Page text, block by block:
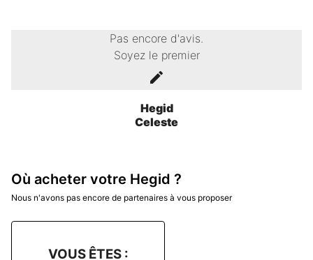
Pas encore d'avis.
Soyez le premier
Hegid
Celeste
Où acheter votre Hegid ?
Nous n'avons pas encore de partenaires à vous proposer
VOUS ÊTES :